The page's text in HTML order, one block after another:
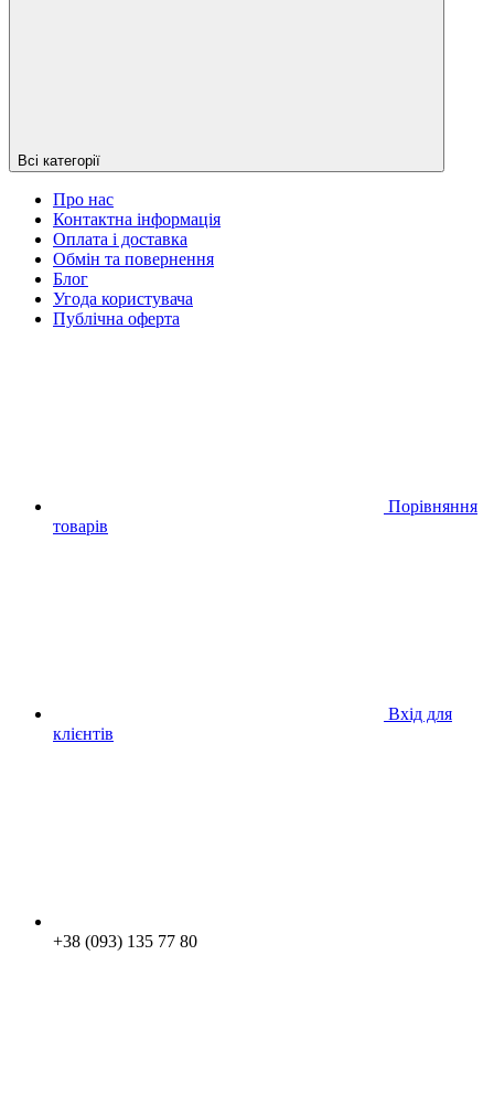
Всі категорії
Про нас
Контактна інформація
Оплата і доставка
Обмін та повернення
Блог
Угода користувача
Публічна оферта
Порівняння
товарів
Вхід для
клієнтів
+38 (093) 135 77 80